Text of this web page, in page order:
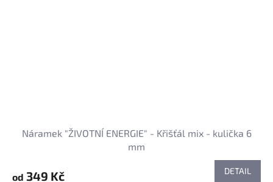
Náramek "ŽIVOTNÍ ENERGIE" - Křišťál mix - kulička 6
mm
od 349 Kč DETAIL